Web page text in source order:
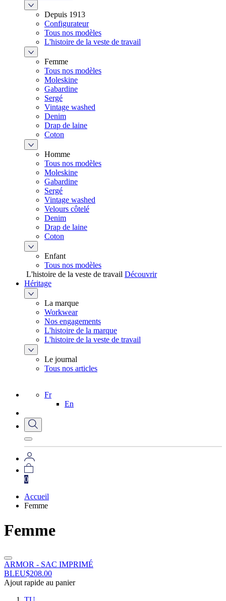
Depuis 1913
Configurateur
Tous nos modèles
L'histoire de la veste de travail
Femme
Tous nos modèles
Moleskine
Gabardine
Sergé
Vintage washed
Denim
Drap de laine
Coton
Homme
Tous nos modèles
Moleskine
Gabardine
Sergé
Vintage washed
Velours côtelé
Denim
Drap de laine
Coton
Enfant
Tous nos modèles
L'histoire de la veste de travail Découvrir
Héritage
La marque
Workwear
Nos engagements
L'histoire de la marque
L'histoire de la veste de travail
Le journal
Tous nos articles
Fr
En
0
Accueil
Femme
Femme
ARMOR - SAC IMPRIMÉ
BLEU$208.00
Ajout rapide au panier